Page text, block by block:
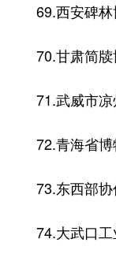
69.西安碑林
70.甘肃简牍
71.武威市凉
72.青海省博
73.东西部协
74.大武口工